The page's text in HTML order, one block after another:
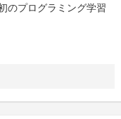
のプログラミング学習